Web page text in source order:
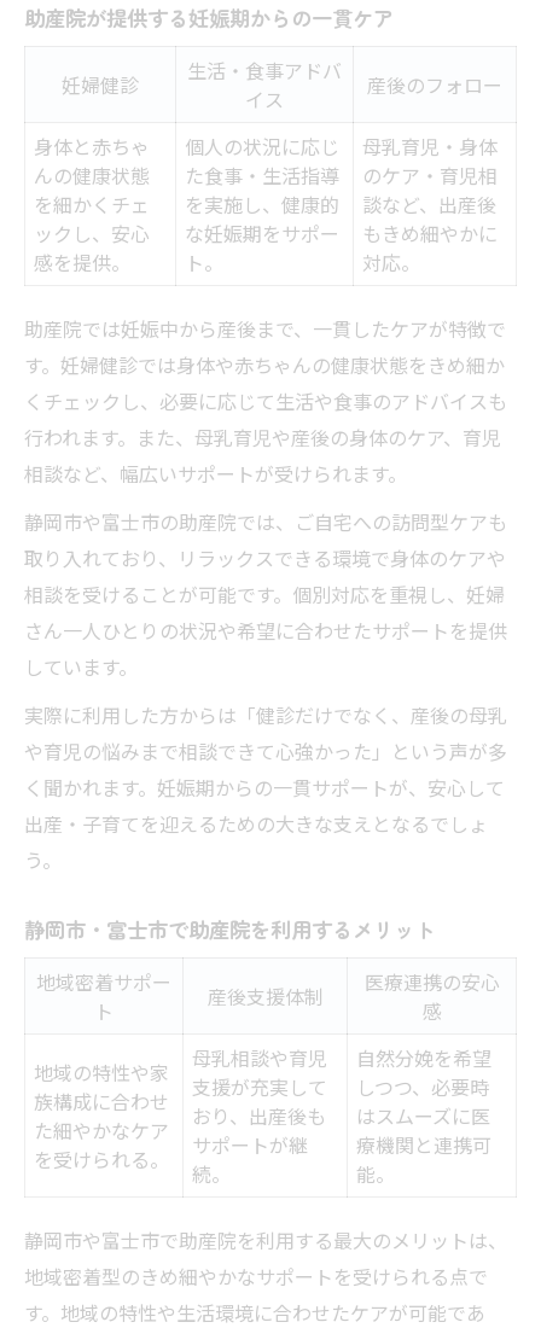
助産院が提供する妊娠期からの一貫ケア
妊婦健診
生活・食事アドバ
イス
産後のフォロー
身体と赤ちゃ
んの健康状態
を細かくチェ
ックし、安心
感を提供。
個人の状況に応じ
た食事・生活指導
を実施し、健康的
な妊娠期をサポー
ト。
母乳育児・身体
のケア・育児相
談など、出産後
もきめ細やかに
対応。
助産院では妊娠中から産後まで、一貫したケアが特徴で
す。妊婦健診では身体や赤ちゃんの健康状態をきめ細か
くチェックし、必要に応じて生活や食事のアドバイスも
行われます。また、母乳育児や産後の身体のケア、育児
相談など、幅広いサポートが受けられます。
静岡市や富士市の助産院では、ご自宅への訪問型ケアも
取り入れており、リラックスできる環境で身体のケアや
相談を受けることが可能です。個別対応を重視し、妊婦
さん一人ひとりの状況や希望に合わせたサポートを提供
しています。
実際に利用した方からは「健診だけでなく、産後の母乳
や育児の悩みまで相談できて心強かった」という声が多
く聞かれます。妊娠期からの一貫サポートが、安心して
出産・子育てを迎えるための大きな支えとなるでしょ
う。
静岡市・富士市で助産院を利用するメリット
地域密着サポー
ト
産後支援体制
医療連携の安心
感
地域の特性や家
族構成に合わせ
た細やかなケア
を受けられる。
母乳相談や育児
支援が充実して
おり、出産後も
サポートが継
続。
自然分娩を希望
しつつ、必要時
はスムーズに医
療機関と連携可
能。
静岡市や富士市で助産院を利用する最大のメリットは、
地域密着型のきめ細やかなサポートを受けられる点で
す。地域の特性や生活環境に合わせたケアが可能であ